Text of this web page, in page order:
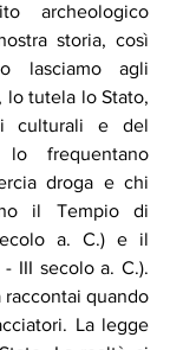
archeologico
storia, così
lasciamo agli
lo tutela lo Stato,
culturali e del
frequentano
droga e chi
il Tempio di
a. C.) e il
III secolo a. C.).
raccontai quando
La legge